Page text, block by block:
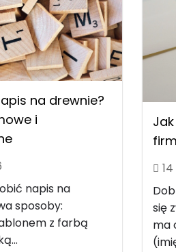
na drewnie?
i
napis na
sposoby:
z farbą
się
ma